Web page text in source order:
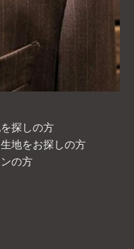
探しの方
地をお探しの方
の方